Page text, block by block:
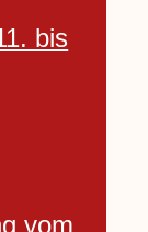
bis
vom